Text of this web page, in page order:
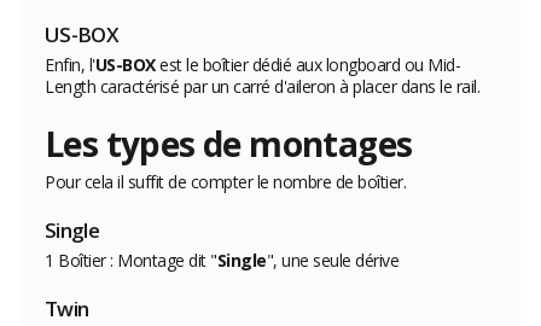
US-BOX
Enfin, l'US-BOXest le boîtier dédié aux longboard ou Mid-
Length caractérisé par un carré d'aileron à placer dans le rail.
Les types de montages
Pour cela il suffit de compter le nombre de boîtier.
Single
1 Boîtier : Montage dit "Single", une seule dérive
Twin